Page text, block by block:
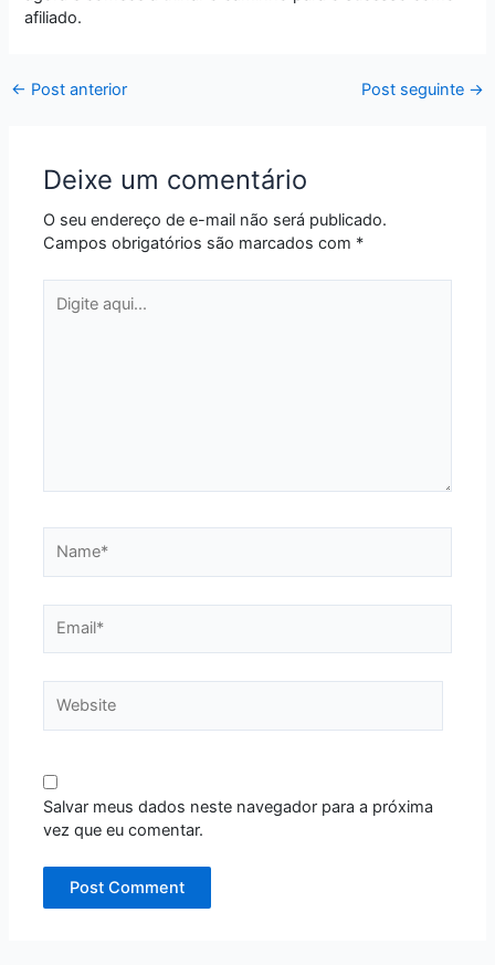
afiliado.
← Post anterior Post seguinte →
Deixe um comentário
O seu endereço de e-mail não será publicado.
Campos obrigatórios são marcados com *
aqui...
Salvar meus dados neste navegador para a próxima
vez que eu comentar.